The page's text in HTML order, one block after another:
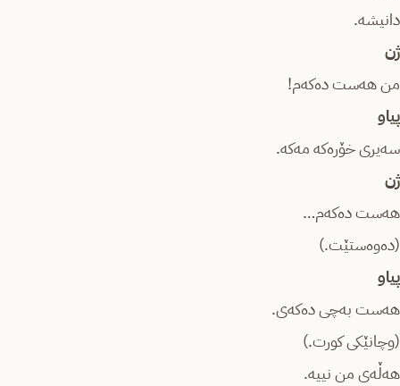
دانیشە.
ژن
من هەست دەکەم!
پیاو
سەیری خۆرەکە مەکە.
ژن
هەست دەکەم…
(دەوەستێت.)
پیاو
هەست بەچی دەکەی.
(وچانێکی کورت.)
هەڵەی من نییە.